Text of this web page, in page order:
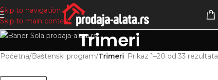
Skip to navigation
Skip to main content
Trimeri
Početna/Baštenski program/Trimeri Prikaz 1–20 od 33 rezultata